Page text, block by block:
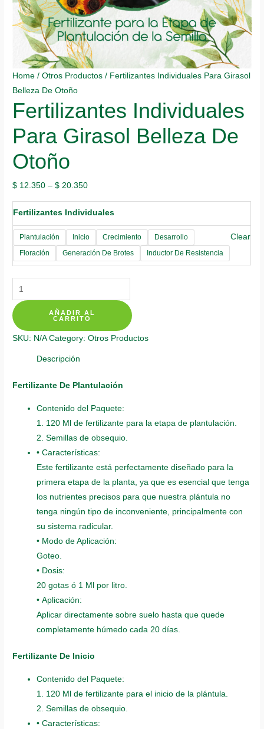
Home /Otros Productos / Fertilizantes Individuales Para Girasol
Belleza De Otoño
Fertilizantes Individuales
Para Girasol Belleza De
Otoño
$ 12.350 –$ 20.350
Fertilizantes Individuales
Plantulación Inicio Crecimiento
Desarrollo
Floración
Generación De Brotes Inductor De Resistencia
Clear
Fertilizantes
Individuales
Para
Girasol
Belleza
quantity
AÑADIR AL
CARRITO
SKU: N/A Category:Otros Productos
Descripción
Fertilizante De Plantulación
Contenido del Paquete:
1. 120 Ml de fertilizante para la etapa de plantulación.
2. Semillas de obsequio.
• Características:
Este fertilizante está perfectamente diseñado para la
primera etapa de la planta, ya que es esencial que tenga
los nutrientes precisos para que nuestra plántula no
tenga ningún tipo de inconveniente, principalmente con
su sistema radicular.
• Modo de Aplicación:
Goteo.
• Dosis:
20 gotas ó 1 Ml por litro.
• Aplicación:
Aplicar directamente sobre suelo hasta que quede
completamente húmedo cada 20 días.
Fertilizante De Inicio
Contenido del Paquete:
1. 120 Ml de fertilizante para el inicio de la plántula.
2. Semillas de obsequio.
• Características: